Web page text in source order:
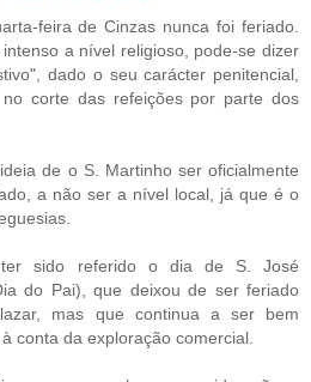
feira de Cinzas nunca foi feriado.
a nível religioso, pode-se dizer
dado o seu carácter penitencial,
corte das refeições por parte dos
de o S. Martinho ser oficialmente
a não ser a nível local, já que é o
sido referido o dia de S. José
do Pai), que deixou de ser feriado
mas que continua a ser bem
conta da exploração comercial.